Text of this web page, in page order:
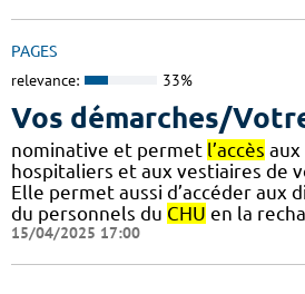
PAGES
relevance: 33%
Vos démarches/
nominative et permet l’accès
hospitaliers et aux vestiaires de
Elle permet aussi d’accéder aux
du personnels du CHU en la
15/04/2025 17:00